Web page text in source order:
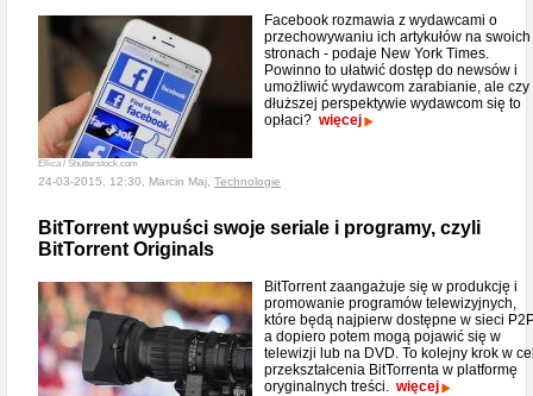
Ellica / Shutterstock.com
Facebook rozmawia z wydawcami o
przechowywaniu ich artykułów na swoich
stronach - podaje New York Times.
Powinno to ułatwić dostęp do newsów i
umożliwić wydawcom zarabianie, ale czy
dłuższej perspektywie wydawcom się to
opłaci? więcej
24-03-2015, 12:30, Marcin Maj, Technologie
BitTorrent wypuści swoje seriale i programy, czyli
BitTorrent Originals
BitTorrent zaangażuje się w produkcję i
promowanie programów telewizyjnych,
które będą najpierw dostępne w sieci
a dopiero potem mogą pojawić się w
telewizji lub na DVD. To kolejny krok w
przekształcenia BitTorrenta w platformę
oryginalnych treści. więcej